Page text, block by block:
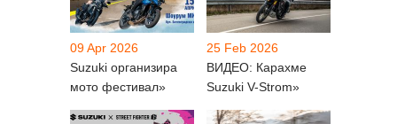
09 Apr 2026
Suzuki организира
мото фестивал»
25 Feb 2026
ВИДЕО: Карахме
Suzuki V-Strom»